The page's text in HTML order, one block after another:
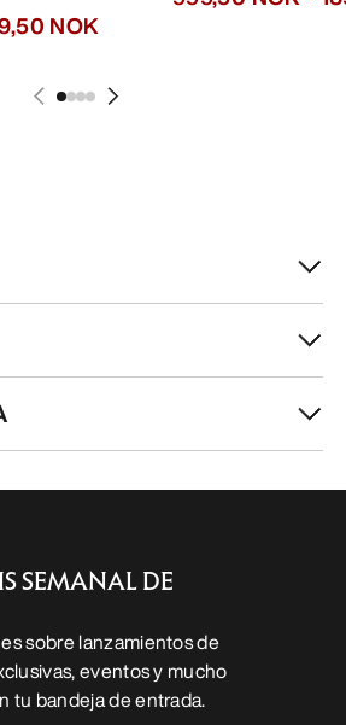
NOK
SEMANAL DE
sobre lanzamientos de
eventos y mucho
tu bandeja de entrada.